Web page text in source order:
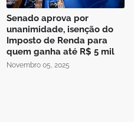
Senado aprova por
unanimidade, isenção do
Imposto de Renda para
quem ganha até R$ 5 mil
Novembro 05, 2025